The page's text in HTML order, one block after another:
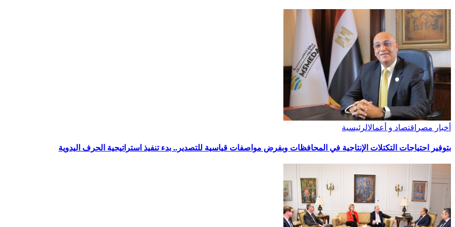
أخبار مصر اقتصاد و أعمالالرئيسية
بتوفير احتياجات التكتلات الإنتاجية في المحافظات وبفرض مواصفات قياسية للتصدير.. بدء تنفيذ استراتيجية الحرف اليدوية